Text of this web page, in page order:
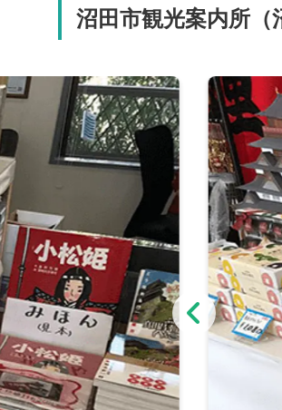
沼田市観光案内所（